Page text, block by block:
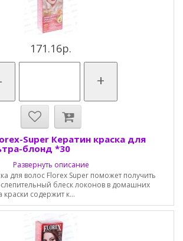
171.16р.
+
Super Кератин краска для
блонд *30
Развернуть описание
для волос Florex Super поможет получить
блеск локонов в домашних
содержит к...